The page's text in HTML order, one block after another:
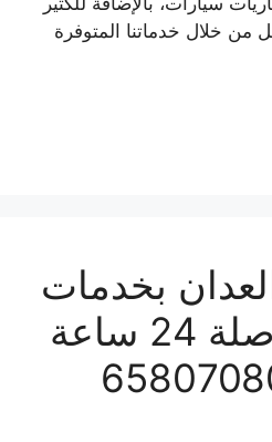
خلال خدماتنا المتوفرة
بخدمات
سريعة ومتواصلة 24 ساعة